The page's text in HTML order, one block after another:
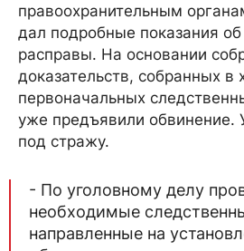
правоохранительным
дал подробные показания об
расправы. На основании
доказательств, собранных в
первоначальных
уже предъявили обвинение.
под стражу.
- По уголовному делу
необходимые
направленные на